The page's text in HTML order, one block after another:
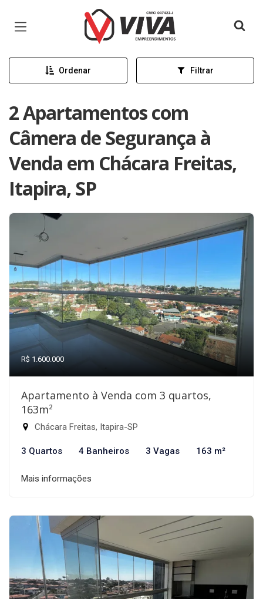
Página inicial
Ordenar Filtrar
2 Apartamentos com
Câmera de Segurança à
Venda em Chácara Freitas,
Itapira, SP
R$ 1.600.000
Apartamento à Venda com 3 quartos,
163m²
Chácara Freitas, Itapira-SP
3 Quartos 4 Banheiros 3 Vagas 163 m²
Mais informações